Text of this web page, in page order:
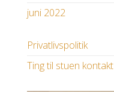
juni 2022
Privatlivspolitik
Ting til stuen kontakt